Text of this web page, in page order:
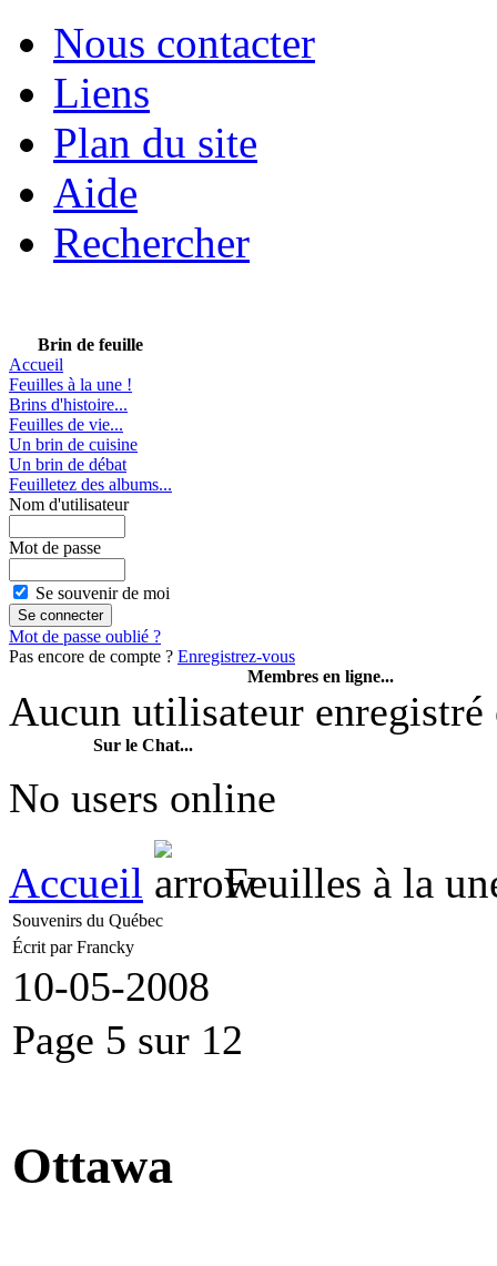
Nous contacter
Liens
Plan du site
Aide
Rechercher
Brin de feuille
Accueil
Feuilles à la une !
Brins d'histoire...
Feuilles de vie...
Un brin de cuisine
Un brin de débat
Feuilletez des albums...
Nom d'utilisateur
Mot de passe
Se souvenir de moi
Mot de passe oublié ?
Pas encore de compte ? Enregistrez-vous
Membres en ligne...
Aucun utilisateur enregistré
Sur le Chat...
No users online
Accueil Feuilles à la
Souvenirs du Québec
Écrit par Francky
10-05-2008
Page 5 sur 12
Ottawa